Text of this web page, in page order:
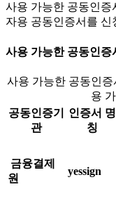
사용 가능한 공동인증
자용 공동인증서를 신
사용 가능한 공동인증
사용 가능한 공동인
용
공동인증기
관
인증서 명
칭
금융결제
원
yessign